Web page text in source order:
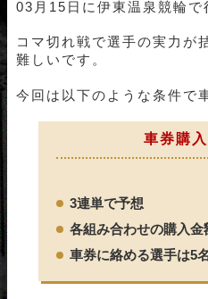
03月15日に伊東温泉競輪で
コマ切れ戦で選手の実力が
難しいです。
今回は以下のような条件で
車券購
3連単で予想
各組み合わせの購入金
車券に絡める選手は5